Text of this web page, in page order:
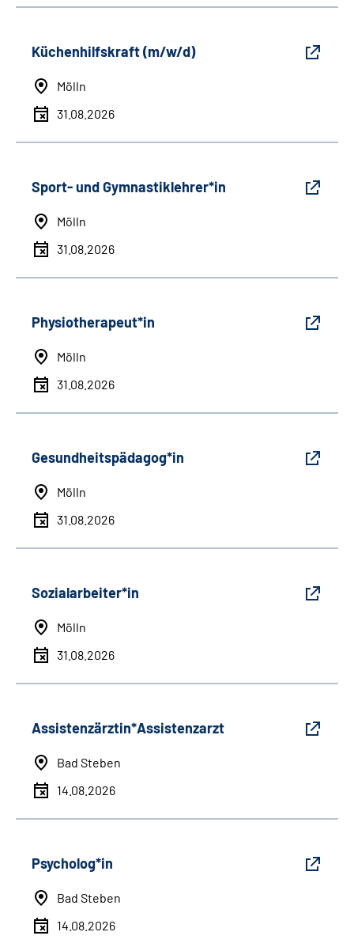
Küchenhilfskraft (m/w/d)
Mölln
31.08.2026
Sport- und Gymnastiklehrer*in
Mölln
31.08.2026
Physiotherapeut*in
Mölln
31.08.2026
Gesundheitspädagog*in
Mölln
31.08.2026
Sozialarbeiter*in
Mölln
31.08.2026
Assistenzärztin*Assistenzarzt
Bad Steben
14.08.2026
Psycholog*in
Bad Steben
14.08.2026